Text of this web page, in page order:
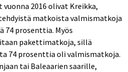
2016 olivat Kreikka,
matkoista valmismatkoja
74 prosenttia. Myös
pakettimatkoja, sillä
74 prosenttia oli valmismatkoja.
tai Baleaarien saarille,